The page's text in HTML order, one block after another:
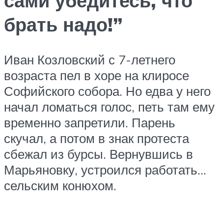
брать надо!”
Иван Козловский с 7-летнего
возраста пел в хоре на клиросе
Софийского собора. Но едва у него
начал ломаться голос, петь там ему
временно запретили. Парень
скучал, а потом в знак протеста
сбежал из бурсы. Вернувшись в
Марьяновку, устроился работать…
сельским конюхом.